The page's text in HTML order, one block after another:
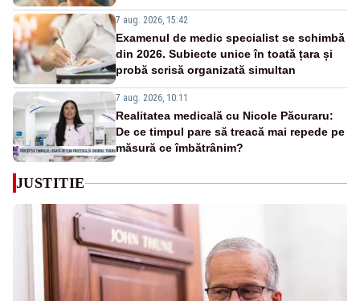
7 aug. 2026, 15:42
Examenul de medic specialist se schimbă
din 2026. Subiecte unice în toată țara și
probă scrisă organizată simultan
7 aug. 2026, 10:11
Realitatea medicală cu Nicole Păcuraru:
De ce timpul pare să treacă mai repede pe
măsură ce îmbătrânim?
JUSTITIE